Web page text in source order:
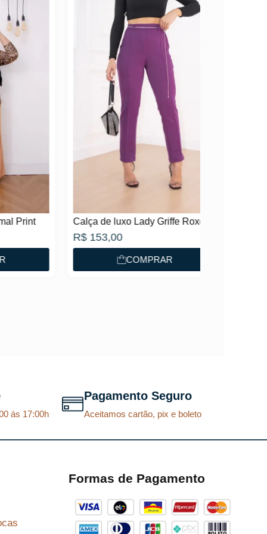
Calça de luxo Lady Griffe Roxo
153,00
COMPRAR
ás 17:00h
Pagamento Seguro
Aceitamos cartão, pix e boleto
Formas de Pagamento